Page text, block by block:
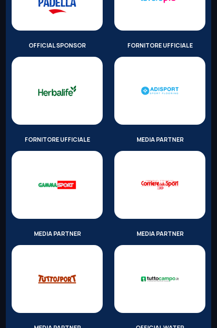
OFFICIAL SPONSOR FORNITORE UFFICIALE
FORNITORE UFFICIALE MEDIA PARTNER
MEDIA PARTNER MEDIA PARTNER